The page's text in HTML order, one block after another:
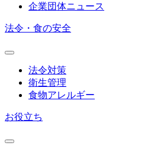
企業団体ニュース
法令・食の安全
法令対策
衛生管理
食物アレルギー
お役立ち